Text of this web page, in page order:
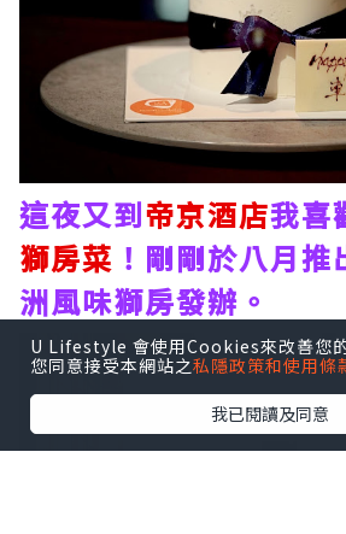
這夜又到帝京酒店我喜
獅房菜 ！剛剛於八月
洲風味獅房發辦。
U Lifestyle 會使用Cookies來改善您
您同意接受本網站之私隱政策和使用條
我已閱讀及同意